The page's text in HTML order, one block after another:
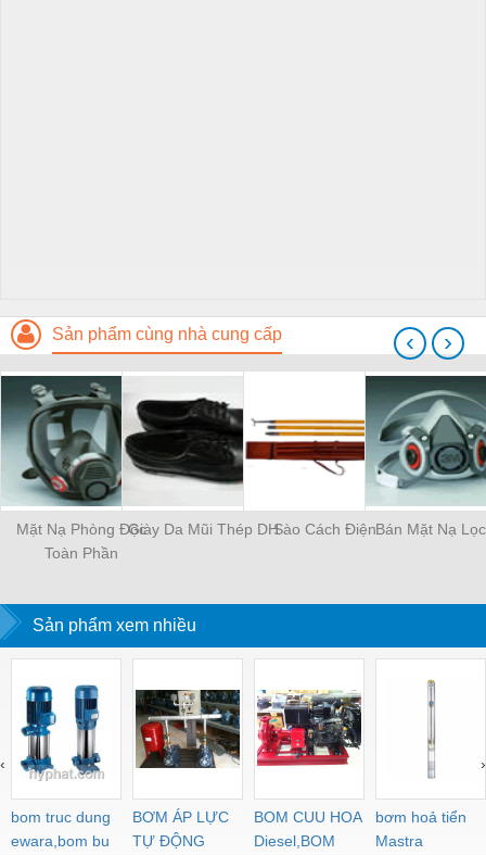
Sản phẩm cùng nhà cung cấp
Mặt Nạ Phòng Độc
Toàn Phần
Giày Da Mũi Thép DHSào Cách ĐiệnBán Mặt Nạ
‹ ›
Sản phẩm xem nhiều
bom truc dung
ewara,bom bu
BƠM ÁP LỰC
TỰ ĐỘNG
BOM CUU HOA
Diesel,BOM
bơm hoả tiển
Mastra
‹ ›